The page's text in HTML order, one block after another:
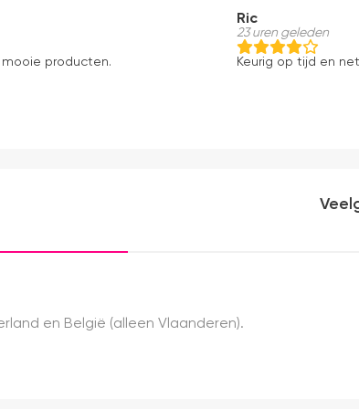
producten.
Ric
23 uren geleden
Keurig op tijd en
en België (alleen Vlaanderen).